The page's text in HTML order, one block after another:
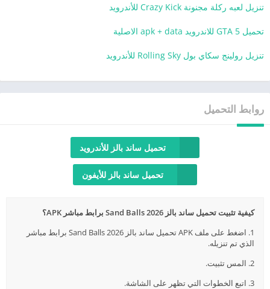
تنزيل لعبه ركلة مجنونة Crazy Kick للأندرويد
تحميل GTA 5 للاندرويد apk + data الاصلية
تنزيل رولينج سكاي بول Rolling Sky للأندرويد
روابط التحميل
تحميل ساند بالز للأندرويد
تحميل ساند بالز للأيفون
كيفية تثبيت تحميل ساند بالز Sand Balls 2026 برابط مباشر APK؟
1. اضغط على ملف APK تحميل ساند بالز Sand Balls 2026 برابط مباشر
الذي تم تنزيله.
2. المس تثبيت.
3. اتبع الخطوات التي تظهر على الشاشة.